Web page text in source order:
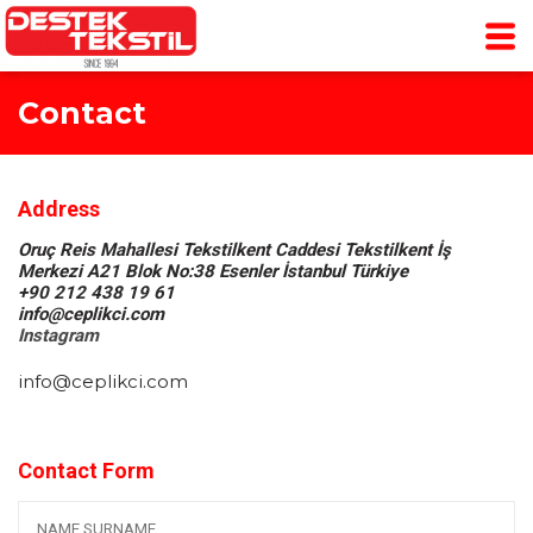
Contact
Address
Oruç Reis Mahallesi Tekstilkent Caddesi Tekstilkent İş
Merkezi A21 Blok No:38 Esenler İstanbul Türkiye
+90 212 438 19 61
info@ceplikci.com
Instagram
info@ceplikci.com
Contact Form